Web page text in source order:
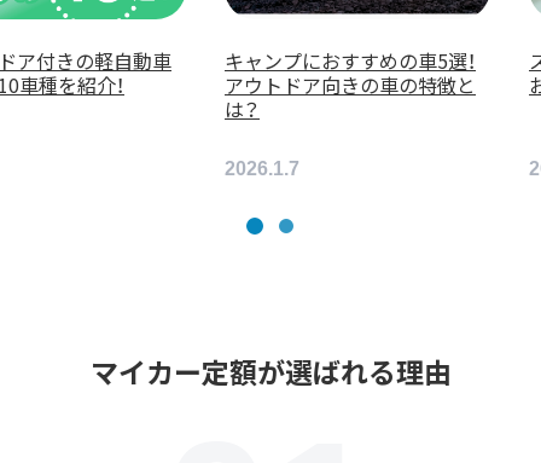
車5選！
の特徴と
スライドドア付きの軽自動車
おすすめ10車種を紹介！
キャンプ
アウトド
マイカー定額が選ばれる理由